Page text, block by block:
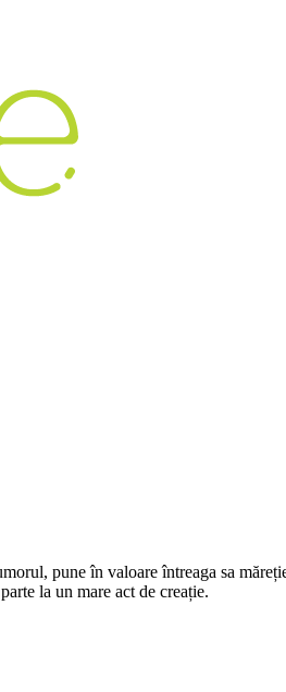
pune în valoare întreaga sa
la un mare act de creație.